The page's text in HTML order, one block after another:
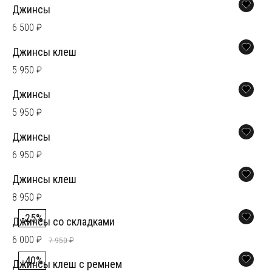
Джинсы
6 500 ₽
Джинсы клеш
5 950 ₽
Джинсы
5 950 ₽
Джинсы
6 950 ₽
Джинсы клеш
8 950 ₽
-25%
Джинсы со складками
6 000 ₽ 7 950 ₽
-40%
Джинсы клеш с ремнем